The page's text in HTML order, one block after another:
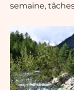
semaine,